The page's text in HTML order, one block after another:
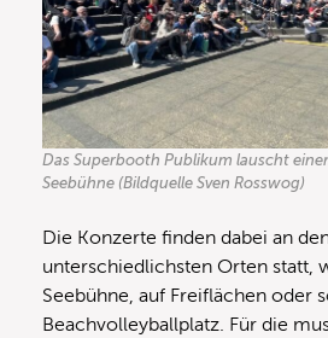
Das Superbooth Publikum lauscht
Seebühne (Bildquelle Sven Rosswog)
Die Konzerte finden dabei an
unterschiedlichsten Orten statt,
Seebühne, auf Freiflächen oder
Beachvolleyballplatz. Für die